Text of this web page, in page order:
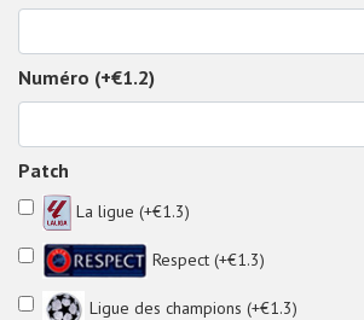
Numéro (+€1.2)
Patch
La ligue (+€1.3)
Respect (+€1.3)
Ligue des champions (+€1.3)